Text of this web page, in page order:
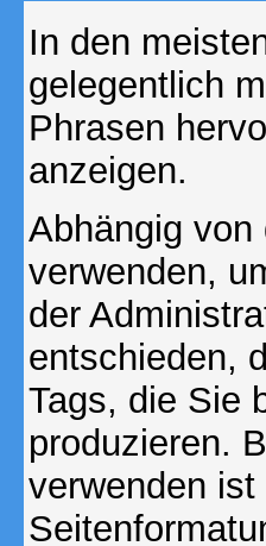
In den
gelegentlich
Phrasen
anzeigen.
Abhängig von
verwenden,
der
entschieden,
Tags, die Sie
produzieren.
verwenden